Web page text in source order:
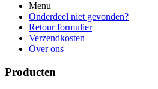
Menu
Onderdeel niet gevonden?
Retour formulier
Verzendkosten
Over ons
Producten